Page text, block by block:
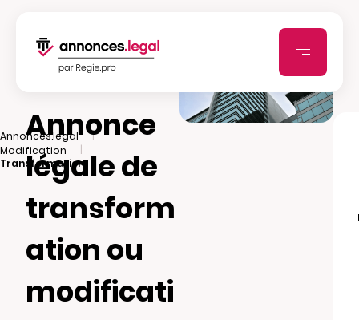
Annonces.legal
|
Modification
|
Transformation
Annonce
légale de
transform
ation ou
modificati